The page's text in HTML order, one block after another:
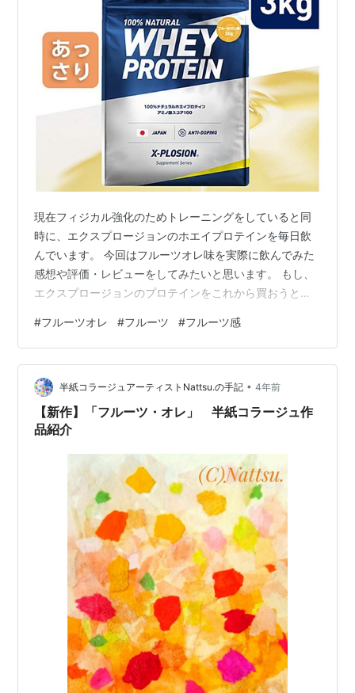
現在フィジカル強化のためトレーニングをしていると同
時に、エクスプロージョンのホエイプロテインを毎日飲
んでいます。 今回はフルーツオレ味を実際に飲んでみた
感想や評価・レビューをしてみたいと思います。 もし、
エクスプロージョンのプロテインをこれから買おうと思
スプロージョンのホエイプロテインのフルーツオレ味を
実際に飲んでみた感想について書いていきたいと思いま
す。
#フルーツオレ #フルーツ #フルーツ感
半紙コラージュアーティストNattsu.の手記 • 4年前
【新作】「フルーツ・オレ」 半紙コラージュ作
品紹介